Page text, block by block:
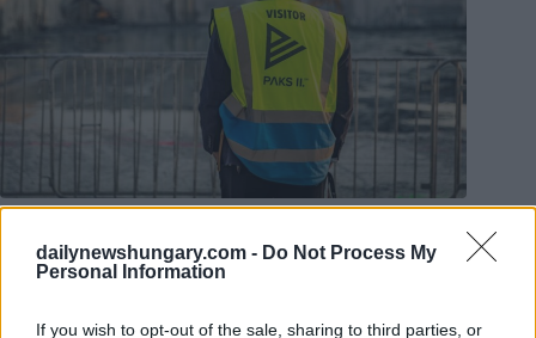
dailynewshungary.com - Do Not Process My
Personal Information
If you wish to opt-out of the sale, sharing to third parties, or
Likhachev ha osservato che la decisione su Paks 2, compreso
il prezzo, è stata resa pubblica, in collaborazione con l’AIEA.
“Risponderemo a tutte le domande, anche sul prezzo“, ha